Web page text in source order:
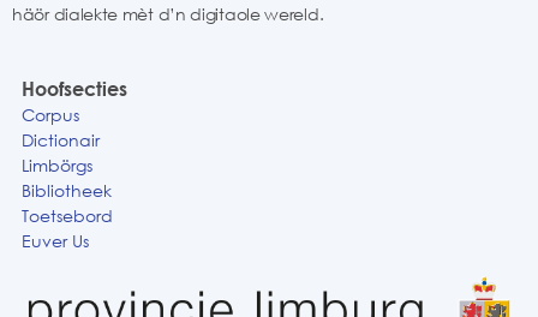
häör dialekte mèt d’n digitaole wereld.
Hoofsecties
Corpus
Dictionair
Limbörgs
Bibliotheek
Toetsebord
Euver Us